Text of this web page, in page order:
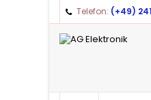
Telefon: (+49)